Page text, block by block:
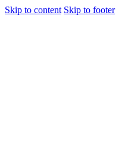
Skip to content Skip to footer